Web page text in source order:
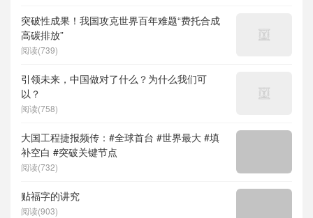
突破性成果！我国攻克世界百年难题“费托合成
高碳排放”
阅读(739)
引领未来，中国做对了什么？为什么我们可
以？
阅读(758)
大国工程捷报频传：#全球首台 #世界最大 #填
补空白 #突破关键节点
阅读(732)
贴福字的讲究
阅读(903)